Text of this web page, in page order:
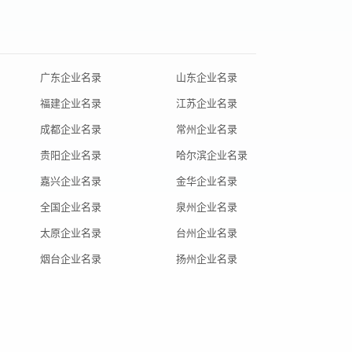
广东企业名录 山东企业名录
福建企业名录 江苏企业名录
成都企业名录 常州企业名录
贵阳企业名录 哈尔滨企业名录
嘉兴企业名录 金华企业名录
全国企业名录 泉州企业名录
太原企业名录 台州企业名录
烟台企业名录 扬州企业名录